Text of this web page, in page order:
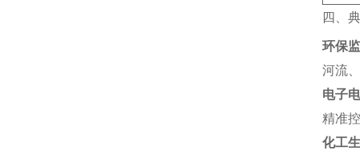
四、
环保
河流
电子
精准
化工